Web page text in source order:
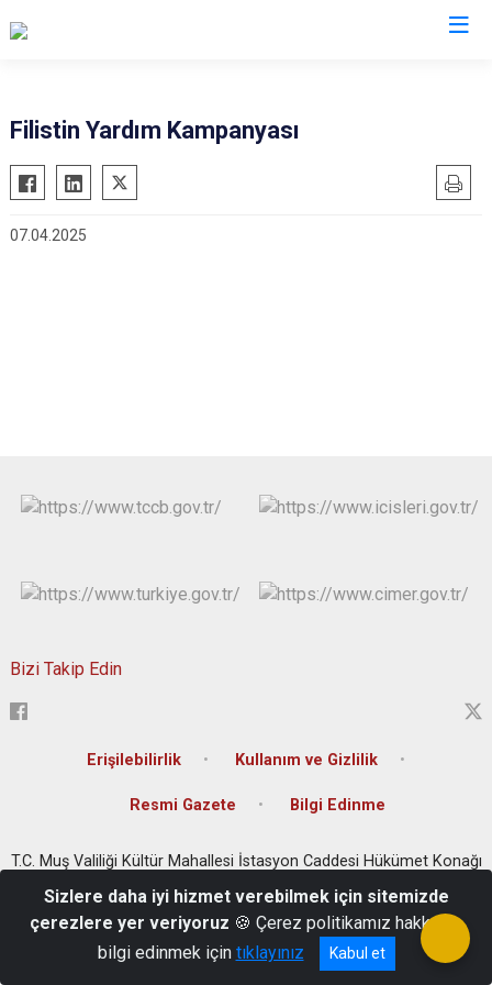
Filistin Yardım Kampanyası
07.04.2025
Bizi Takip Edin
Erişilebilirlik Kullanım ve Gizlilik
Resmi Gazete Bilgi Edinme
T.C. Muş Valiliği Kültür Mahallesi İstasyon Caddesi Hükümet Konağı
0 436 212 10 01-02-03
Sizlere daha iyi hizmet verebilmek için sitemizde
çerezlere yer veriyoruz 🍪 Çerez politikamız hakkında
bilgi edinmek için tıklayınız Kabul et